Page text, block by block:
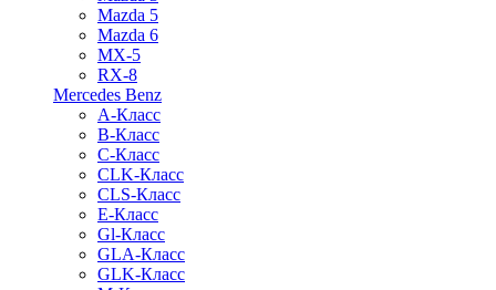
Mazda 5
Mazda 6
MX-5
RX-8
Mercedes Benz
A-Класс
B-Класс
C-Класс
CLK-Класс
CLS-Класс
E-Класс
Gl-Класс
GLA-Класс
GLK-Класс